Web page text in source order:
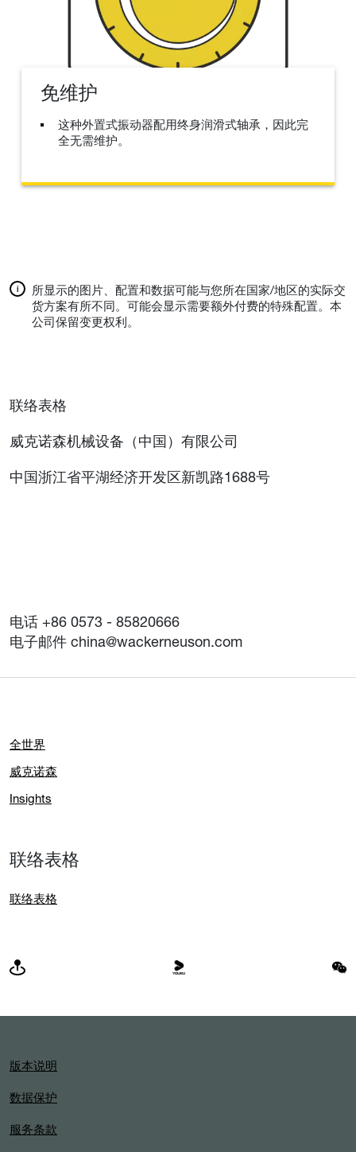
免维护
这种外置式振动器配用终身润滑式轴承，因此完
全无需维护。
所显示的图片、配置和数据可能与您所在国家/地区的实际交
货方案有所不同。可能会显示需要额外付费的特殊配置。本
公司保留变更权利。
联络表格
威克诺森机械设备（中国）有限公司
中国浙江省平湖经济开发区新凯路1688号
电话 +86 0573 - 85820666
电子邮件 china@wackerneuson.com
全世界
威克诺森
Insights
联络表格
联络表格
版本说明
数据保护
服务条款